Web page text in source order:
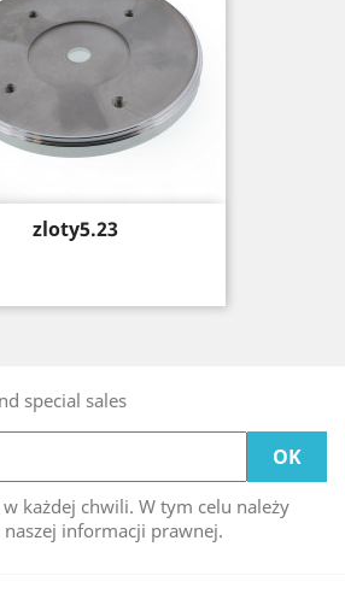
Price
zloty5.23
special sales
każdej chwili. W tym celu należy
naszej informacji prawnej.